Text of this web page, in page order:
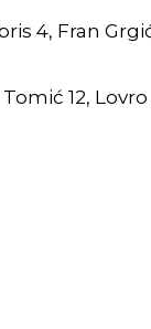
4, Fran
12,